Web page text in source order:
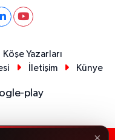
Köşe Yazarları
İletişim Künye
×